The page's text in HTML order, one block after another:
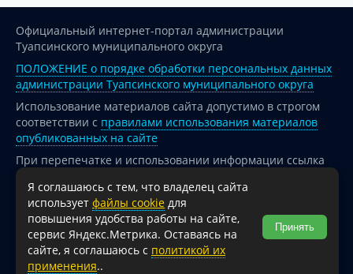
Официальный интернет-портал администрации
Туапсинского муниципального округа
ПОЛОЖЕНИЕ о порядке обработки персональных данных
администрации Туапсинского муниципального округа
Использование материалов сайта допустимо в строгом
соответствии с правилами использования материалов
опубликованных на сайте
При перепечатке и использовании информации ссылка
на источник обязательна.
Для сайтов и страниц сети Интернет обязательна
активная гиперссылка на официальный интернет-портал
администрации Туапсинского муниципального округа.
18+
Я соглашаюсь с тем, что владелец сайта
использует файлы cookie для
повышения удобства работы на сайте,
сервис Яндекс.Метрика. Оставаясь на
сайте, я соглашаюсь с политикой их
применения..
Принять